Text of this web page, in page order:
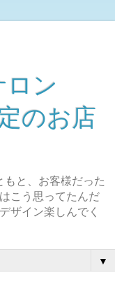
ン
のお店
と、お客様だった
こう思ってたんだ
ザイン楽しんでく
▼